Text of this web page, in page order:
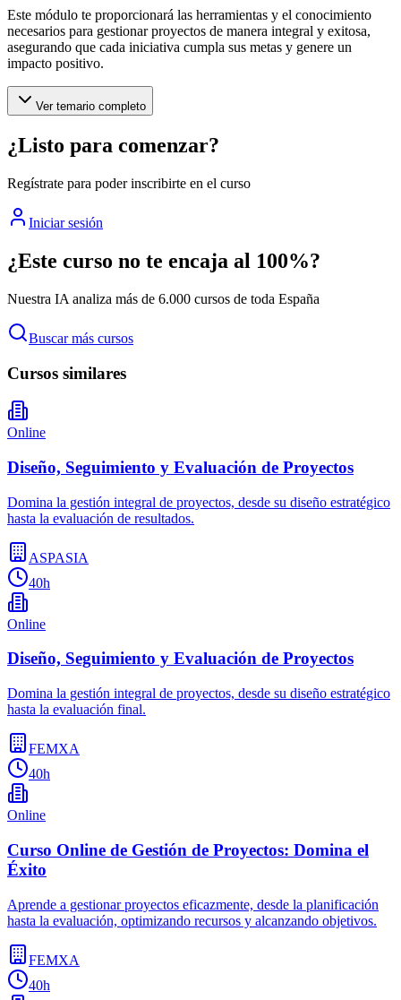
Este módulo te proporcionará las herramientas y el conocimiento
necesarios para gestionar proyectos de manera integral y exitosa,
asegurando que cada iniciativa cumpla sus metas y genere un
impacto positivo.
Ver temario completo
¿Listo para comenzar?
Regístrate para poder inscribirte en el curso
Iniciar sesión
¿Este curso no te encaja al 100%?
Nuestra IA analiza más de 6.000 cursos de toda España
Buscar más cursos
Cursos similares
Online
Diseño, Seguimiento y Evaluación de Proyectos
Domina la gestión integral de proyectos, desde su diseño estratégico
hasta la evaluación de resultados.
ASPASIA
40h
Online
Diseño, Seguimiento y Evaluación de Proyectos
Domina la gestión integral de proyectos, desde su diseño estratégico
hasta la evaluación final.
FEMXA
40h
Online
Curso Online de Gestión de Proyectos: Domina el
Éxito
Aprende a gestionar proyectos eficazmente, desde la planificación
hasta la evaluación, optimizando recursos y alcanzando objetivos.
FEMXA
40h